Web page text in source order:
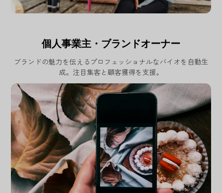
個人事業主・ブランドオーナー
ブランドの魅力を伝えるプロフェッショナルなバイオを自動生
成。注目集客と顧客獲得を支援。